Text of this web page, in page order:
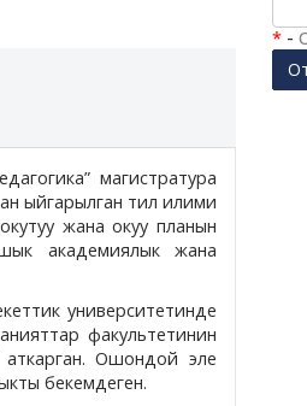
магистратура
ыйгарылган тил илими
жана окуу планын
академиялык жана
университетинде
факультетинин
Ошондой эле
бекемдеген.
* -